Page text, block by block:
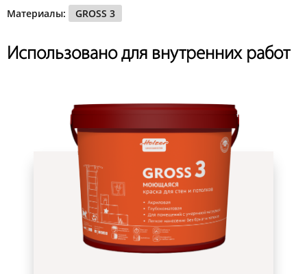
Материалы:
GROSS 3
Использовано для внутренних работ